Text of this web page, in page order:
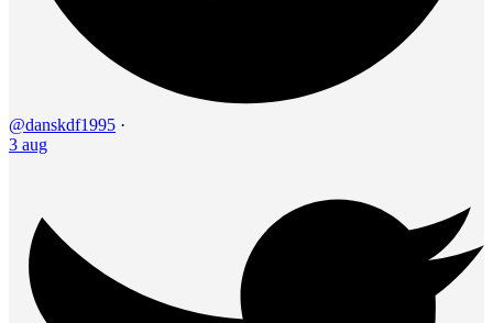
@danskdf1995 ·
3 aug